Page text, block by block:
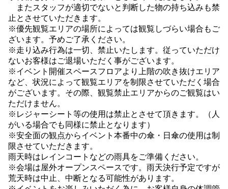
またスタッフが適切でないと判断した物の持ち込みも禁
止とさせていただきます。
※優先観覧エリアの場所によっては観覧しづらい場合もご
ざいます。予めご了承ください。
※走り込み行為は一切、禁止いたします。従っていただけ
ないお客様はご退場いただく事がございます。
※イベント開催スペースフロアより上階の吹き抜けエリア
など、状況によって観覧エリアを制限させていただく場合
がございます。その際、観覧禁止エリアからのご観覧はい
ただけません。
※レジャーシート等の使用は禁止とさせて頂きます。（人
がいる場合でも同様に禁止となります）
※安全面の観点からイベント本番中の傘・日傘の使用は制
限させていただきます。
雨天時はレインコートなどの雨具をご準備ください。
※会場は屋外オープンスペースです。雨天決行予定ですが
荒天時は中止、中断となる可能性があります。